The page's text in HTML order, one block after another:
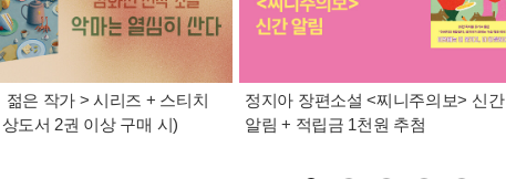
젊은 작가 > 시리즈 + 스티치
도서 2권 이상 구매 시)
정지아 장편소설 <찌니주의보> 신간
알림 + 적립금 1천원 추첨